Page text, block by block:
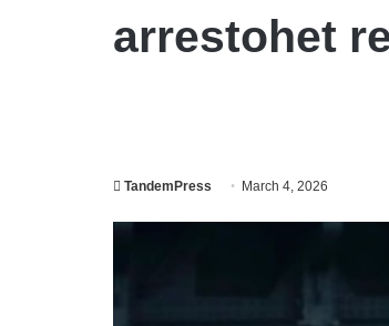
arrestohet
TandemPress March 4, 2026